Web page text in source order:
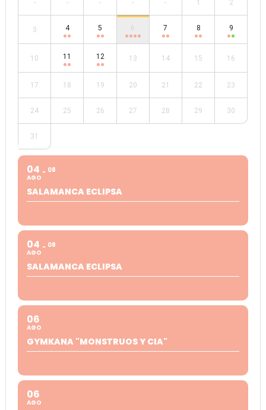
- - - - - 1 2
3 4 5 6 7 8 9
10 11 12 13 14 15 16
17 18 19 20 21 22 23
24 25 26 27 28 29 30
31
04
AGO
08
SALAMANCA ECLIPSA
04
AGO
08
SALAMANCA ECLIPSA
06
AGO
GYMKANA "MONSTRUOS Y CIA"
06
AGO